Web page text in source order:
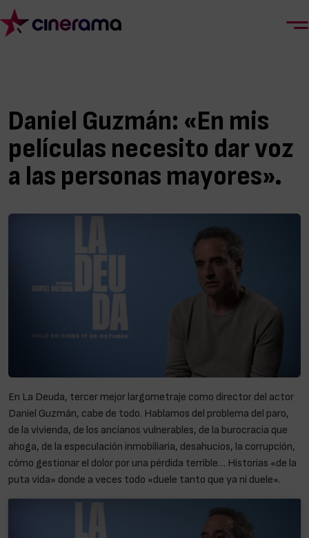
Daniel Guzmán: «En mis
películas necesito dar voz
a las personas mayores».
En La Deuda, tercer mejor largometraje como director del actor
Daniel Guzmán, cabe de todo. Hablamos del problema del paro,
de la vivienda, de los ancianos vulnerables, de la burocracia que
ahoga, de la especulación inmobiliaria, desahucios, la corrupción,
cómo gestionar el dolor por una pérdida terrible… Historias «de la
puta vida» donde a veces todo «duele tanto que ya ni duele».